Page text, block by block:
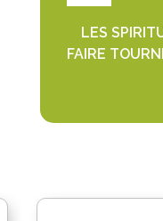
LES
FAIRE